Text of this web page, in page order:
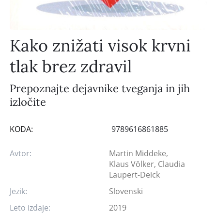
Kako znižati visok krvni
tlak brez zdravil
Prepoznajte dejavnike tveganja in jih
izločite
KODA: 9789616861885
Avtor:
Martin Middeke,
Klaus Völker, Claudia
Laupert-Deick
Jezik:
Slovenski
Leto izdaje:
2019